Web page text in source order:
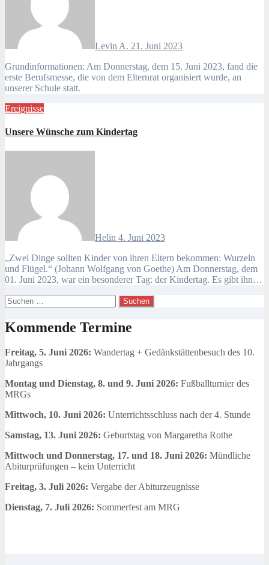
Levin A. 21. Juni 2023
Grundinformationen: Am Donnerstag, dem 15. Juni 2023, fand die
erste Berufsmesse, die von dem Elternrat organisiert wurde, an
unserer Schule statt.
Ereignisse
Unsere Wünsche zum Kindertag
Helin 4. Juni 2023
„Zwei Dinge sollten Kinder von ihren Eltern bekommen: Wurzeln
und Flügel.“ (Johann Wolfgang von Goethe) Am Donnerstag, dem
01. Juni 2023, war ein besonderer Tag: der Kindertag. Es gibt ihn…
Suchen
nach:
Kommende Termine
Freitag, 5. Juni 2026: Wandertag + Gedänkstättenbesuch des 10.
Jahrgangs
Montag und Dienstag, 8. und 9. Juni 2026: Fußballturnier des
MRGs
Mittwoch, 10. Juni 2026: Unterrichtsschluss nach der 4. Stunde
Samstag, 13. Juni 2026: Geburtstag von Margaretha Rothe
Mittwoch und Donnerstag, 17. und 18. Juni 2026: Mündliche
Abiturprüfungen – kein Unterricht
Freitag, 3. Juli 2026: Vergabe der Abiturzeugnisse
Dienstag, 7. Juli 2026: Sommerfest am MRG